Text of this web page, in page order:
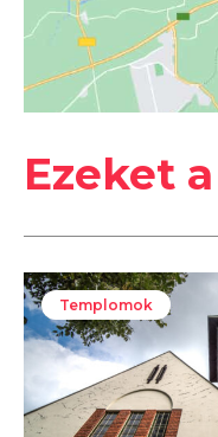
Ezeket
Templomok